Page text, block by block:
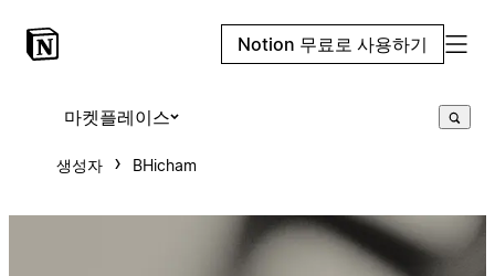
Notion 무료로 사용하기
마켓플레이스
생성자 BHicham